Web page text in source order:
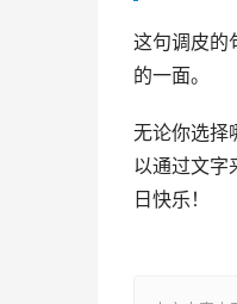
这句调皮的
的一面。
无论你选择
以通过文字
日快乐！